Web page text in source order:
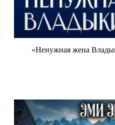
«Ненужная жена